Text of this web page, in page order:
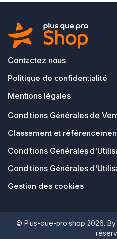
Contactez nous
Politique de confidentialité
Mentions légales
Conditions Générales de
Classement et
Conditions Générales
Conditions Générales
Gestion des cookies
© Plus-que-pro.shop 2026. By